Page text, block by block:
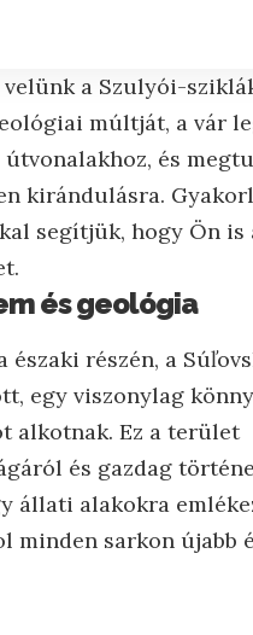
a Szulyói-
múltját, a vár
és
kirándulásra.
segítjük, hogy Ön is
és geológia
részén, a
egy viszonylag
alkotnak. Ez a terület
és gazdag
állati alakokra
minden sarkon újabb